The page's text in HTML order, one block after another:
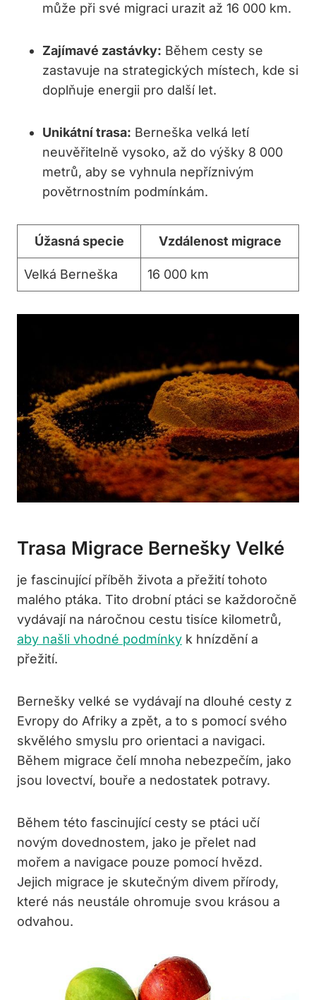
může při své migraci urazit až 16 000 km.
Zajímavé zastávky: Během cesty se
zastavuje na strategických místech, kde si
doplňuje energii pro další let.
Unikátní trasa: Berneška velká letí
neuvěřitelně vysoko, až do výšky 8 000
metrů, aby se vyhnula nepříznivým
povětrnostním podmínkám.
Úžasná specie Vzdálenost migrace
Velká Berneška 16 000 km
Trasa Migrace Bernešky Velké
je fascinující příběh života a přežití tohoto
malého ptáka. Tito drobní ptáci se každoročně
vydávají na náročnou cestu tisíce kilometrů,
aby našli vhodné podmínky k hnízdění a
přežití.
Bernešky velké se vydávají na dlouhé cesty z
Evropy do Afriky a zpět, a to s pomocí svého
skvělého smyslu pro orientaci a navigaci.
Během migrace čelí mnoha nebezpečím, jako
jsou lovectví, bouře a nedostatek potravy.
Během této fascinující cesty se ptáci učí
novým dovednostem, jako je přelet nad
mořem a navigace pouze pomocí hvězd.
Jejich migrace je skutečným divem přírody,
které nás neustále ohromuje svou krásou a
odvahou.